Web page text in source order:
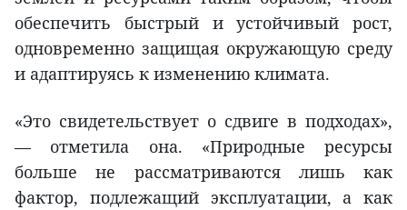
обеспечить быстрый и устойчивый рост,
одновременно защищая окружающую среду
и адаптируясь к изменению климата.
«Это свидетельствует о сдвиге в подходах»,
— отметила она. «Природные ресурсы
больше не рассматриваются лишь как
фактор, подлежащий эксплуатации, а как